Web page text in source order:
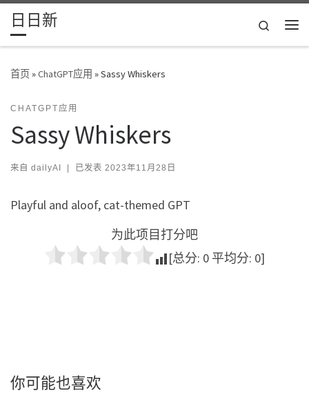
Skip to content
日日新
Search
首页»ChatGPT应用 »Sassy Whiskers
CHATGPT应用
Sassy Whiskers
来自 dailyAI | 已发表 2023年11月28日
Playful and aloof, cat-themed GPT
为此项目打分吧
[总分: 0 平均分: 0]
你可能也喜欢